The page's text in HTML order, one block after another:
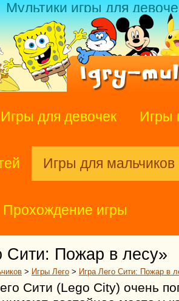
Мультики игры для
Игры для девочек Игры
Игры для мальчиков
Прохождение игры
Сити: Пожар в лесу»
> Игры Лего > Игра Лего Сити: Пожар в
Сити (Lego City) очень